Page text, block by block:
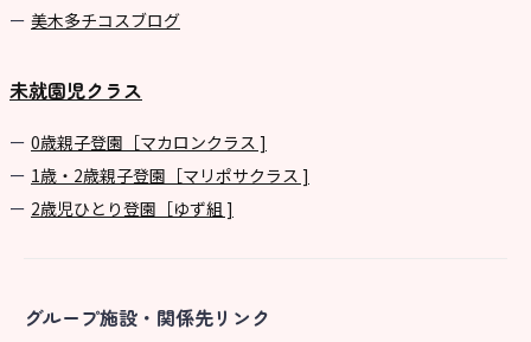
美⽊多チコスブログ
未就園児クラス
0歳親子登園［マカロンクラス ]
1歳・2歳親子登園［マリポサクラス ]
2歳児ひとり登園［ゆず組 ]
グループ施設・関係先リンク